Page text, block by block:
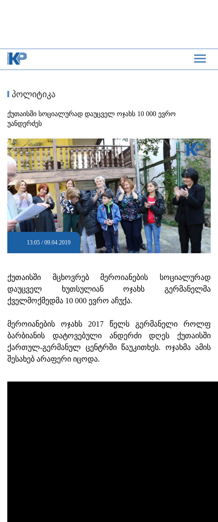
პოლიტიკა
ქუთაისში სოციალურად დაუცველ ოჯახს 10 000 ევრო
უანდერძეს
13:05 / 09.04.2019
ქუთაისში მცხოვრებ მეროიანების სოციალურად
დაუცველ ხუთსულიან ოჯახს გერმანელმა
ქველმოქმედმა 10 000 ევრო აჩუქა.
მეროიანების ოჯახს 2017 წელს გერმანელი როლფ
ბარბიანის დატოვებული ანდერძი დღეს ქუთაისში
ქართულ-გერმანულ ცენტრში წაუკითხეს. ოჯახმა ამის
შესახებ არაფერი იცოდა.